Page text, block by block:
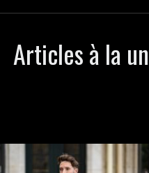
Articles à la